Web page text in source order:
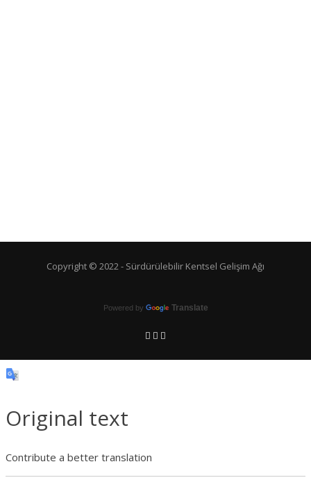
Copyright © 2022 - Sürdürülebilir Kentsel Gelişim Ağı
Powered by Translate
Original text
Contribute a better translation